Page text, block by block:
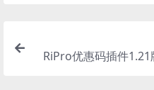
RiPro优惠码插件1.21